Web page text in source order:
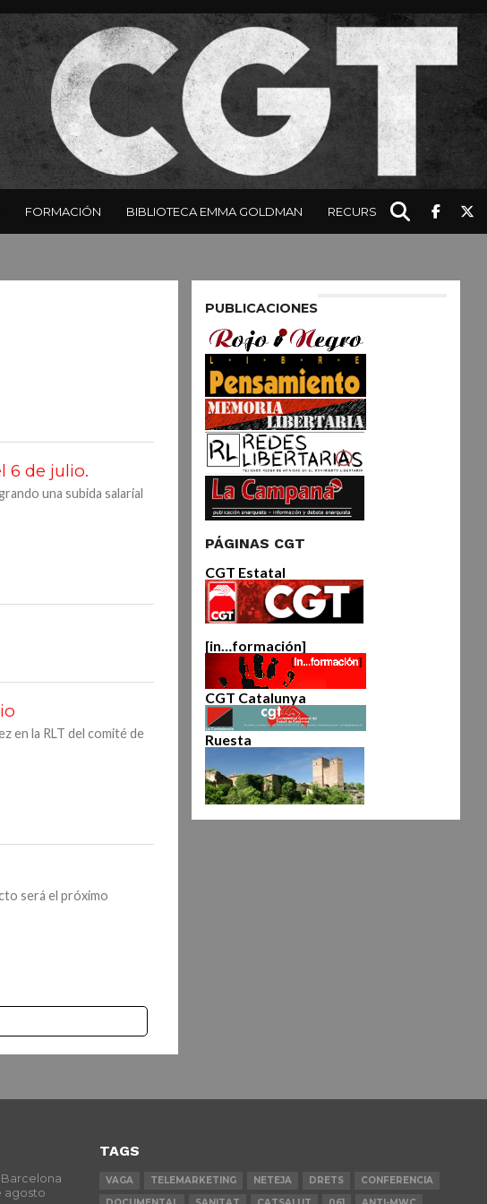
FORMACIÓN BIBLIOTECA EMMA GOLDMAN RECURSOS
6 de julio.
una subida salarial
en la RLT del comité de
será el próximo
PUBLICACIONES
PÁGINAS CGT
CGT Estatal
[in…formación]
CGT Catalunya
Ruesta
Barcelona
agosto
TAGS
VAGA TELEMARKETING NETEJA DRETS
CONFERENCIA